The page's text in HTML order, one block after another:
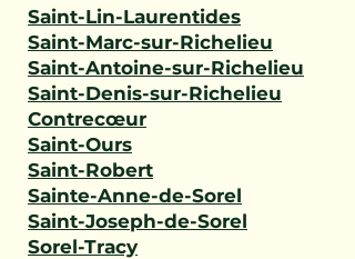
Saint-Lin-Laurentides
Saint-Marc-sur-Richelieu
Saint-Antoine-sur-Richelieu
Saint-Denis-sur-Richelieu
Contrecœur
Saint-Ours
Saint-Robert
Sainte-Anne-de-Sorel
Saint-Joseph-de-Sorel
Sorel-Tracy